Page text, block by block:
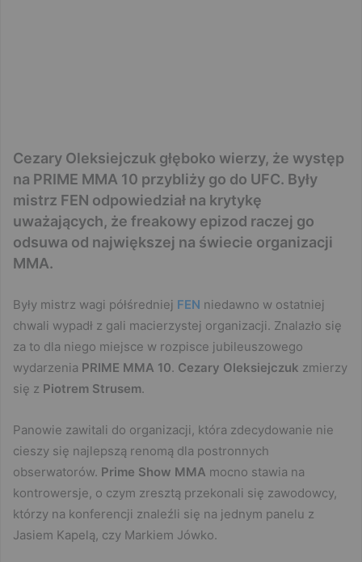
Cezary Oleksiejczuk głęboko wierzy, że występ
na PRIME MMA 10 przybliży go do UFC. Były
mistrz FEN odpowiedział na krytykę
uważających, że freakowy epizod raczej go
odsuwa od największej na świecie organizacji
MMA.
Były mistrz wagi półśredniej FEN niedawno w ostatniej
chwali wypadł z gali macierzystej organizacji. Znalazło się
za to dla niego miejsce w rozpisce jubileuszowego
wydarzenia PRIME MMA 10. Cezary Oleksiejczuk zmierzy
się z Piotrem Strusem.
Panowie zawitali do organizacji, która zdecydowanie nie
cieszy się najlepszą renomą dla postronnych
obserwatorów. Prime Show MMA mocno stawia na
kontrowersje, o czym zresztą przekonali się zawodowcy,
którzy na konferencji znaleźli się na jednym panelu z
Jasiem Kapelą, czy Markiem Jówko.